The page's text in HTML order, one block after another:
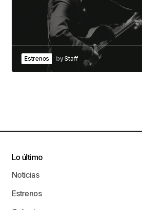
Estrenos byStaff
Lo último
Noticias
Estrenos